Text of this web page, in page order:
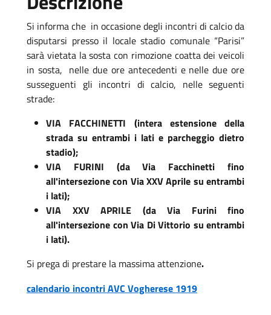
Si informa che in occasione degli incontri di calcio da
disputarsi presso il locale stadio comunale “Parisi”
sarà vietata la sosta con rimozione coatta dei veicoli
in sosta, nelle due ore antecedenti e nelle due ore
susseguenti gli incontri di calcio, nelle seguenti
strade:
VIA FACCHINETTI (intera estensione della
strada su entrambi i lati e parcheggio dietro
stadio);
VIA FURINI (da Via Facchinetti fino
all'intersezione con Via XXV Aprile su entrambi
i lati);
VIA XXV APRILE (da Via Furini fino
all'intersezione con Via Di Vittorio su entrambi
i lati).
Si prega di prestare la massima attenzione.
calendario incontri AVC Vogherese 1919